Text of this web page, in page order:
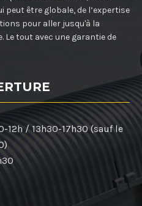
être globale, de l’expertise
pour aller jusqu'à la
tout avec une garantie de
12h / 13h30-17h30 (sauf le